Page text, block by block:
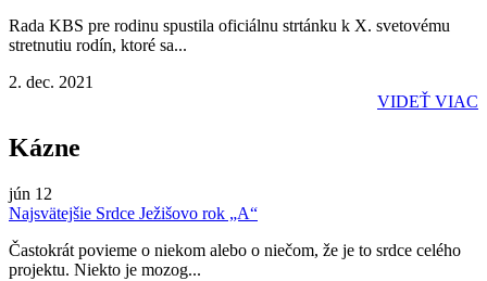
Rada KBS pre rodinu spustila oficiálnu strtánku k X. svetovému
stretnutiu rodín, ktoré sa...
2. dec. 2021
VIDEŤ VIAC
Kázne
jún 12
Najsvätejšie Srdce Ježišovo rok „A“
Častokrát povieme o niekom alebo o niečom, že je to srdce celého
projektu. Niekto je mozog...